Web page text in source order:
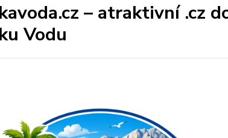
– atraktivní .cz
Vodu